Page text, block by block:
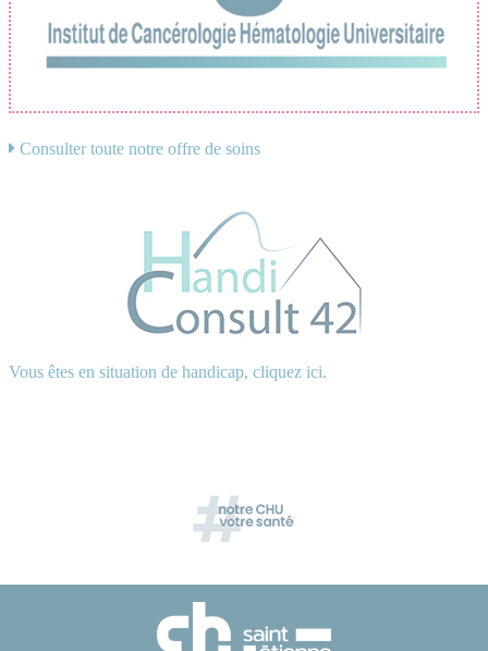
Consulter toute notre offre de soins
Vous êtes en situation de handicap, cliquez ici.